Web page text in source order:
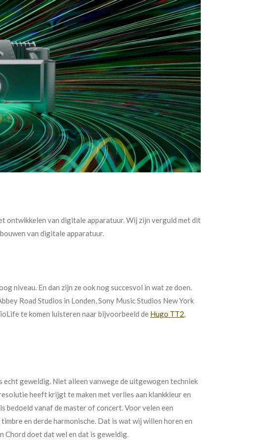
ontwikkelen van digitale apparatuur. Wij zijn verguld met dit
van digitale apparatuur.
niveau. En dan zijn ze ook nog succesvol in wat ze doen.
Road Studios in Londen, Sony Music Studios New York
te komen luisteren naar bijvoorbeeld de Hugo TT2,
geweldig. Niet alleen vanwege de uitgewogen techniek
heeft krijgt te maken met verlies aan klankkleur en
bedoeld vanaf de master of concert. Voor velen een
en derde harmonische. Dat is wat wij willen horen en
Chord doet dat wel en dat is geweldig.